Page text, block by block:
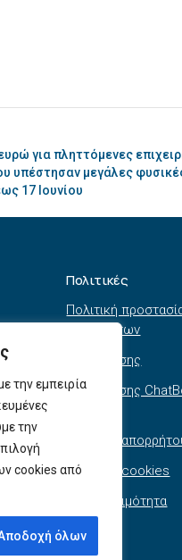
την εμπειρία
την
cookies από
όλων
για πληττόμενες
υπέστησαν μεγάλες
17 Ιουνίου
Πολιτικές
Πολιτική
συστημάτων
Όροι χρήσης
Όροι χρήσης
Πολιτική
Πολιτική cookies
Προσβασιμότητα